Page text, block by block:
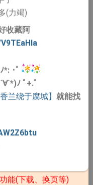
》
(力竭)
收藏阿
*: ･ﾟ
ﾉ ﾟ+.ﾟ
兰绕于腐城】 就能找
能(下载、换页等)